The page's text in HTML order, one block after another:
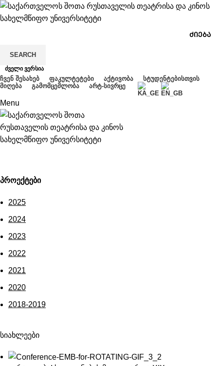
SEARCH
ძველი ვერსია
ᲩᲕᲔᲜ ᲨᲔᲡᲐᲮᲔᲑ ᲤᲐᲙᲣᲚᲢᲔᲢᲔᲑᲘ ᲐᲥᲢᲘᲕᲝᲑᲐ
ᲡᲢᲣᲓᲔᲜᲢᲔᲑᲘᲡᲗᲕᲘᲡ
ᲛᲘᲦᲔᲑᲐ
ᲒᲐᲛᲝᲛᲪᲔᲛᲚᲝᲑᲐ ᲐᲠᲢ-ᲡᲘᲕᲠᲪᲔ
Menu
პროექტები
2025
2024
2023
2022
2021
2020
2018-2019
სიახლეები